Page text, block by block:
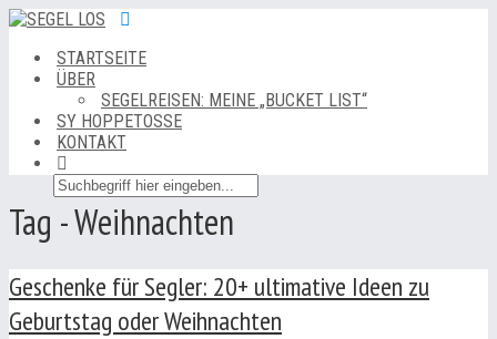
STARTSEITE
ÜBER
SEGELREISEN: MEINE „BUCKET LIST“
SY HOPPETOSSE
KONTAKT
Tag - Weihnachten
Geschenke für Segler: 20+ ultimative Ideen zu
Geburtstag oder Weihnachten